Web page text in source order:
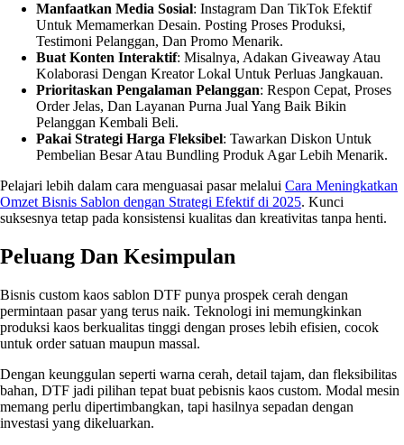
Manfaatkan Media Sosial: Instagram Dan TikTok Efektif
Untuk Memamerkan Desain. Posting Proses Produksi,
Testimoni Pelanggan, Dan Promo Menarik.
Buat Konten Interaktif: Misalnya, Adakan Giveaway Atau
Kolaborasi Dengan Kreator Lokal Untuk Perluas Jangkauan.
Prioritaskan Pengalaman Pelanggan: Respon Cepat, Proses
Order Jelas, Dan Layanan Purna Jual Yang Baik Bikin
Pelanggan Kembali Beli.
Pakai Strategi Harga Fleksibel: Tawarkan Diskon Untuk
Pembelian Besar Atau Bundling Produk Agar Lebih Menarik.
Pelajari lebih dalam cara menguasai pasar melalui Cara Meningkatkan
Omzet Bisnis Sablon dengan Strategi Efektif di 2025. Kunci
suksesnya tetap pada konsistensi kualitas dan kreativitas tanpa henti.
Peluang Dan Kesimpulan
Bisnis custom kaos sablon DTF punya prospek cerah dengan
permintaan pasar yang terus naik. Teknologi ini memungkinkan
produksi kaos berkualitas tinggi dengan proses lebih efisien, cocok
untuk order satuan maupun massal.
Dengan keunggulan seperti warna cerah, detail tajam, dan fleksibilitas
bahan, DTF jadi pilihan tepat buat pebisnis kaos custom. Modal mesin
memang perlu dipertimbangkan, tapi hasilnya sepadan dengan
investasi yang dikeluarkan.